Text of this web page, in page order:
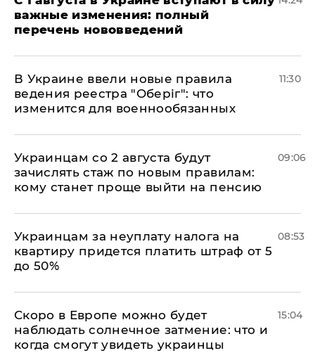
важные изменения: полный
перечень нововведений
В Украине ввели новые правила
ведения реестра "Оберіг": что
изменится для военнообязанных
11:30
Украинцам со 2 августа будут
зачислять стаж по новым правилам:
кому станет проще выйти на пенсию
09:06
Украинцам за неуплату налога на
квартиру придется платить штраф от 5
до 50%
08:53
Скоро в Европе можно будет
наблюдать солнечное затмение: что и
когда смогут увидеть украинцы
15:04